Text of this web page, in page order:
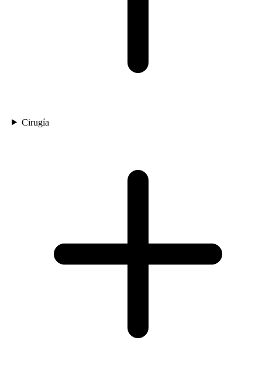
Cirugía